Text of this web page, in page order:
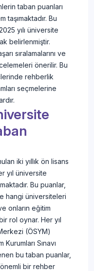
taban puanları
taşımaktadır. Bu
yılı üniversite
belirlenmiştir.
sıralamalarını ve
önerilir. Bu
rehberlik
seçmelerine
iki yıllık ön lisans
yıl üniversite
Bu puanlar,
hangi üniversiteleri
onların eğitim
rol oynar. Her yıl
(ÖSYM)
Sınavı
bu taban puanlar,
bir rehber